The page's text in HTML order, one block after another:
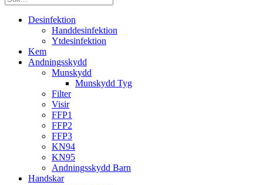
Desinfektion
Handdesinfektion
Ytdesinfektion
Kem
Andningsskydd
Munskydd
Munskydd Tyg
Filter
Visir
FFP1
FFP2
FFP3
KN94
KN95
Andningsskydd Barn
Handskar